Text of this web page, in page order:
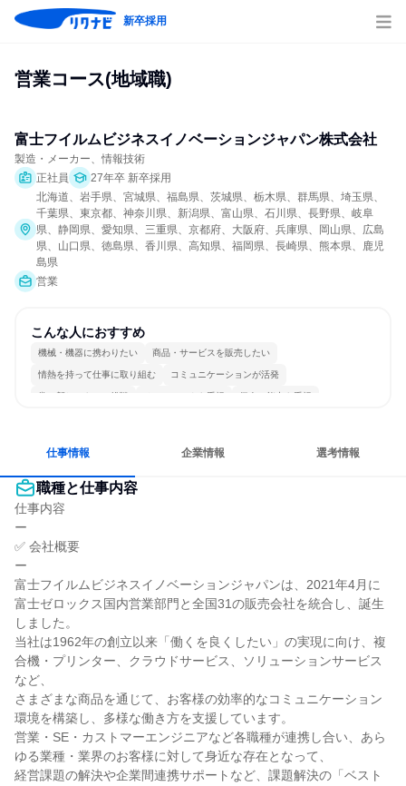
新卒採用
営業コース(地域職)
富士フイルムビジネスイノベーションジャパン株式会社
製造・メーカー、情報技術
正社員
27年卒 新卒採用
北海道、岩手県、宮城県、福島県、茨城県、栃木県、群馬県、埼玉県、
千葉県、東京都、神奈川県、新潟県、富山県、石川県、長野県、岐阜
県、静岡県、愛知県、三重県、京都府、大阪府、兵庫県、岡山県、広島
県、山口県、徳島県、香川県、高知県、福岡県、長崎県、熊本県、鹿児
島県
営業
こんな人におすすめ
機械・機器に携わりたい 商品・サービスを販売したい
情熱を持って仕事に取り組む コミュニケーションが活発
常に新しいものに挑戦 チームワークを重視 個人の能力を重視
仕事情報 企業情報 選考情報
職種と仕事内容
仕事内容
ー
✅ 会社概要
ー
富士フイルムビジネスイノベーションジャパンは、2021年4月に
富士ゼロックス国内営業部門と全国31の販売会社を統合し、誕生
しました。
当社は1962年の創立以来「働くを良くしたい」の実現に向け、複
合機・プリンター、クラウドサービス、ソリューションサービス
など、
さまざまな商品を通じて、お客様の効率的なコミュニケーション
環境を構築し、多様な働き方を支援しています。
営業・SE・カストマーエンジニアなど各職種が連携し合い、あら
ゆる業種・業界のお客様に対して身近な存在となって、
経営課題の解決や企業間連携サポートなど、課題解決の「ベスト